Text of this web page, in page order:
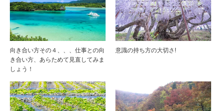
向き合い方その４、、、仕事との向
き合い方、あらためて見直してみま
しょう！
意識の持ち方の大切さ!